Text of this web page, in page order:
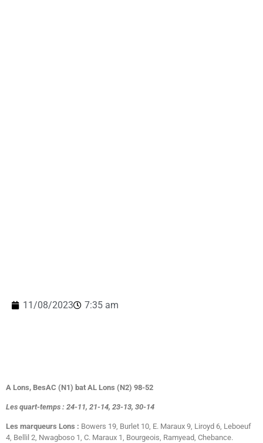
11/08/2023 7:35 am
A Lons, BesAC (N1) bat AL Lons (N2) 98-52
Les quart-temps : 24-11, 21-14, 23-13, 30-14
Les marqueurs Lons : Bowers 19, Burlet 10, E. Maraux 9, Liroyd 6, Leboeuf
4, Bellil 2, Nwagboso 1, C. Maraux 1, Bourgeois, Ramyead, Chebance.